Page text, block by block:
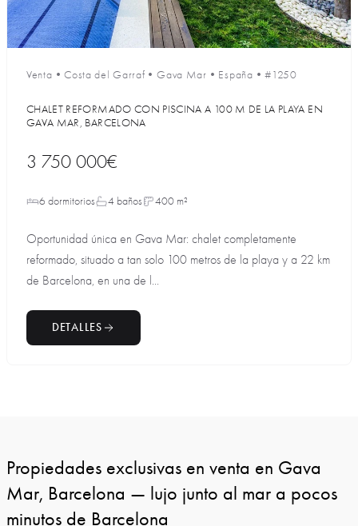
Venta •Costa del Garraf •Gava Mar • España •#1250
CHALET REFORMADO CON PISCINA A 100 M DE LA PLAYA EN
GAVA MAR, BARCELONA
3 750 000€
6 dormitorios 4 baños 400 m²
Oportunidad única en Gava Mar: chalet completamente
reformado, situado a tan solo 100 metros de la playa y a 22 km
de Barcelona, en una de l...
DETALLES
Propiedades exclusivas en venta en Gava
Mar, Barcelona — lujo junto al mar a pocos
minutos de Barcelona